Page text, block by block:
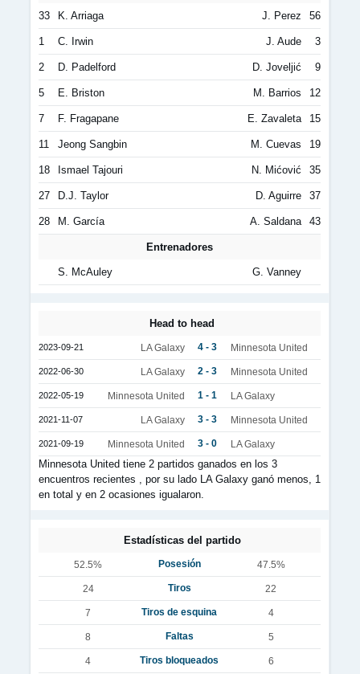
33 K. Arriaga J. Perez 56
1 C. Irwin J. Aude 3
2 D. Padelford D. Joveljić 9
5 E. Briston M. Barrios 12
7 F. Fragapane E. Zavaleta 15
11 Jeong Sangbin M. Cuevas 19
18 Ismael Tajouri N. Mićović 35
27 D.J. Taylor D. Aguirre 37
28 M. García A. Saldana 43
Entrenadores
S. McAuley G. Vanney
Head to head
2023-09-21 LA Galaxy 4 - 3 Minnesota United
2022-06-30 LA Galaxy 2 - 3 Minnesota United
2022-05-19 Minnesota United 1 - 1 LA Galaxy
2021-11-07 LA Galaxy 3 - 3 Minnesota United
2021-09-19 Minnesota United 3 - 0 LA Galaxy
Minnesota United tiene 2 partidos ganados en los 3
encuentros recientes , por su lado LA Galaxy ganó menos, 1
en total y en 2 ocasiones igualaron.
Estadísticas del partido
52.5% Posesión 47.5%
24 Tiros 22
7 Tiros de esquina 4
8 Faltas 5
4 Tiros bloqueados 6